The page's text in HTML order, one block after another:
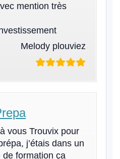
mention très
Melody plouviez
vous Trouvix pour
j’étais dans un
de formation ça